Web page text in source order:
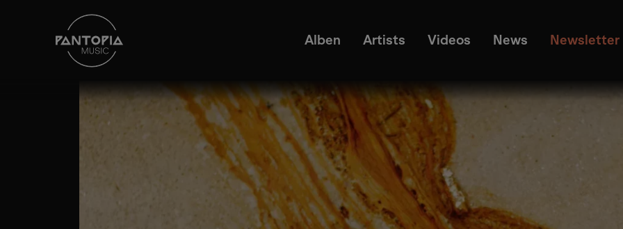
Alben Artists Videos News Newsletter